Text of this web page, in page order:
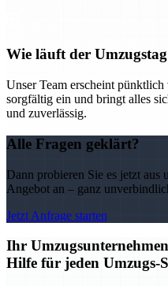
Wie läuft der
Unser Team erscheint
sorgfältig ein und bringt alles
und zuverlässig.
Alle Fragen geklärt?
Dann probieren Sie es jetzt
Angebot an – ganz
Jetzt Anfrage starten
Ihr
Hilfe für jeden Umzugs-